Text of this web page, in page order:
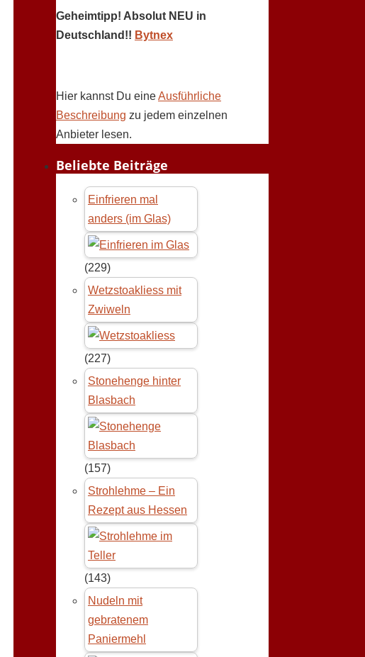
Geheimtipp! Absolut NEU in
Deutschland!! Bytnex
Hier kannst Du eineAusführliche
Beschreibung zu jedem einzelnen
Anbieter lesen.
Beliebte Beiträge
Einfrieren mal
anders (im Glas)
(229)
Wetzstoakliess mit
Zwiweln
(227)
Stonehenge hinter
Blasbach
(157)
Strohlehme – Ein
Rezept aus Hessen
(143)
Nudeln mit
gebratenem
Paniermehl